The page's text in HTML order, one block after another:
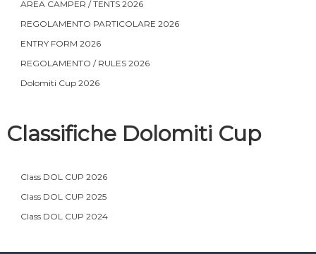
AREA CAMPER / TENTS 2026
REGOLAMENTO PARTICOLARE 2026
ENTRY FORM 2026
REGOLAMENTO / RULES 2026
Dolomiti Cup 2026
Classifiche Dolomiti Cup
Class DOL CUP 2026
Class DOL CUP 2025
Class DOL CUP 2024